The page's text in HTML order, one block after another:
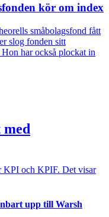
kör om index
småbolagsfond fått
slog fonden sitt
har också plockat in
KPI och KPIF. Det visar
upp till Warsh